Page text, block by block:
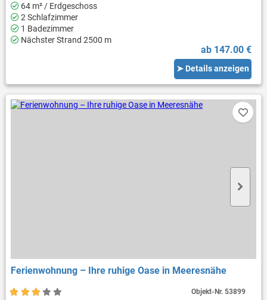
64 m² / Erdgeschoss
2 Schlafzimmer
1 Badezimmer
Nächster Strand 2500 m
ab 147.00 €
➤ Details anzeigen
Ferienwohnung – Ihre ruhige Oase in Meeresnähe
Objekt-Nr.53899